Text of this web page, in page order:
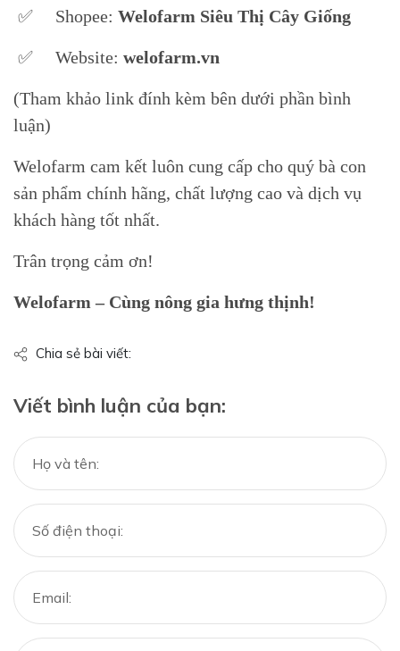
✅ Shopee: Welofarm Siêu Thị Cây Giống
✅ Website: welofarm.vn
(Tham khảo link đính kèm bên dưới phần bình
luận)
Welofarm cam kết luôn cung cấp cho quý bà con
sản phẩm chính hãng, chất lượng cao và dịch vụ
khách hàng tốt nhất.
Trân trọng cảm ơn!
Welofarm – Cùng nông gia hưng thịnh!
Chia sẻ bài viết:
Viết bình luận của bạn: